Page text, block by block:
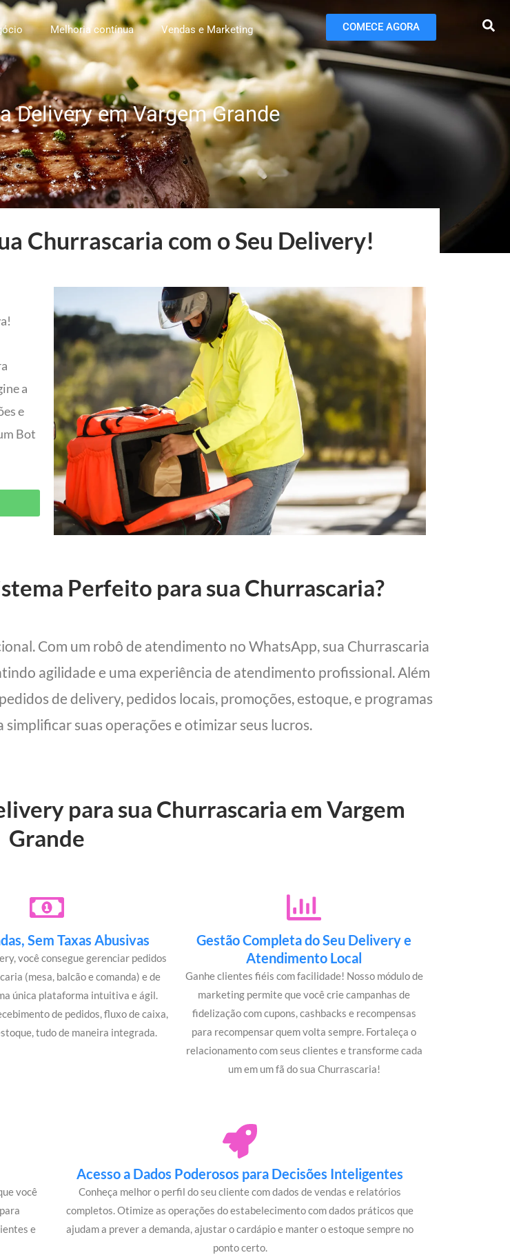
Melhoria contínua Vendas e Marketing COMECE AGORA
Delivery em Vargem Grande
Churrascaria com o Seu Delivery!
a
e
Bot
Perfeito para sua Churrascaria?
Com um robô de atendimento no WhatsApp, sua Churrascaria
agilidade e uma experiência de atendimento profissional. Além
de delivery, pedidos locais, promoções, estoque, e programas
suas operações e otimizar seus lucros.
para sua Churrascaria em Vargem
Grande
Sem Taxas Abusivas
você consegue gerenciar pedidos
(mesa, balcão e comanda) e de
única plataforma intuitiva e ágil.
de pedidos, fluxo de caixa,
tudo de maneira integrada.
Gestão Completa do Seu Delivery e
Atendimento Local
Ganhe clientes fiéis com facilidade! Nosso módulo de
marketing permite que você crie campanhas de
fidelização com cupons, cashbacks e recompensas
para recompensar quem volta sempre. Fortaleça o
relacionamento com seus clientes e transforme cada
um em um fã do sua Churrascaria!
você
e
Acesso a Dados Poderosos para Decisões Inteligentes
Conheça melhor o perfil do seu cliente com dados de vendas e relatórios
completos. Otimize as operações do estabelecimento com dados práticos que
ajudam a prever a demanda, ajustar o cardápio e manter o estoque sempre no
ponto certo.